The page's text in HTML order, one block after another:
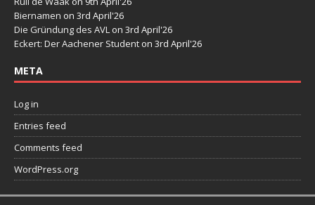
Biernamen on 3rd April'26
Die Gründung des AVL on 3rd April'26
Eckert: Der Aachener Student on 3rd April'26
META
Log in
Entries feed
Comments feed
WordPress.org